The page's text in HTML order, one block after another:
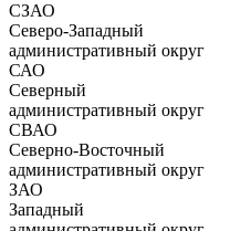
СЗАО
Северо-Западный
административный округ
САО
Северный
административный округ
СВАО
Северно-Восточный
административный округ
ЗАО
Западный